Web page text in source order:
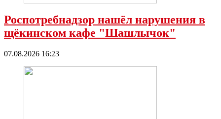
Роспотребнадзор нашёл нарушения в
щёкинском кафе "Шашлычок"
07.08.2026 16:23